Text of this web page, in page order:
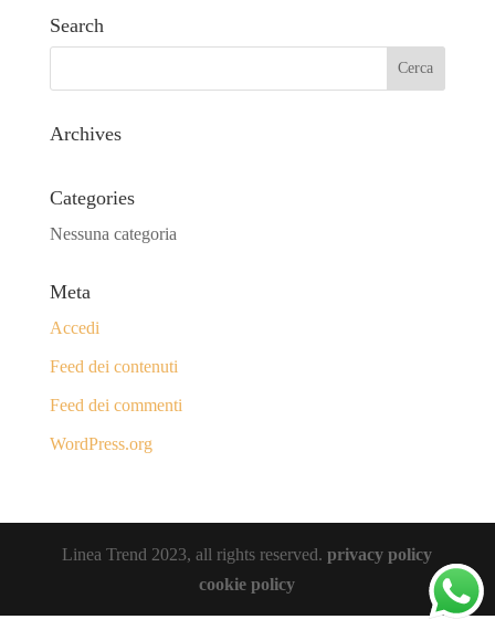
Search
Archives
Categories
Nessuna categoria
Meta
Accedi
Feed dei contenuti
Feed dei commenti
WordPress.org
Linea Trend 2023, all rights reserved.privacy policy
cookie policy